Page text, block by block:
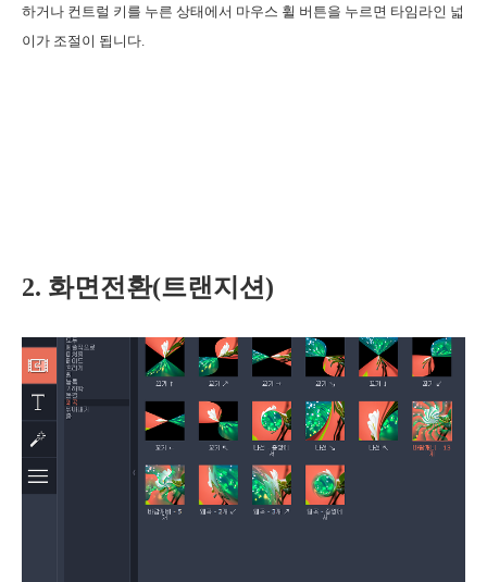
하거나 컨트럴 키를 누른 상태에서 마우스 휠 버튼을 누르면 타임라인 넓
이가 조절이 됩니다.
2. 화면전환(트랜지션)